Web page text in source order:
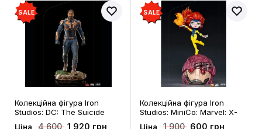
SALE
Колекційна фігура Iron
Studios: DC: The Suicide
Squad: Bloodsport, (128747)
Ціна 4 600 1 920 грн
SALE
Колекційна фігура Iron
Studios: MiniCo: Marvel: X-
Men: Jean Grey, (128358)
Ціна 1 900 600 грн